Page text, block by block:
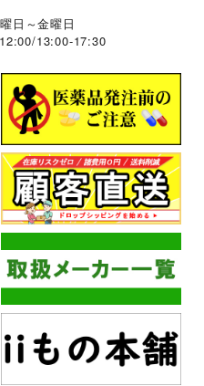
日～金曜日
13:00-17:30